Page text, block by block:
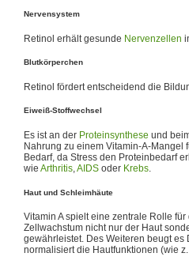
Nervensystem
Retinol erhält gesunde Nervenzellen
Blutkörperchen
Retinol fördert entscheidend die
Eiweiß-Stoffwechsel
Es ist an der Proteinsynthese und
Nahrung zu einem Vitamin-A-Mangel
Bedarf, da Stress den Proteinbedarf
wie Arthritis,AIDS oder Krebs.
Haut und Schleimhäute
Vitamin A spielt eine zentrale Rolle
Zellwachstum nicht nur der Haut
gewährleistet. Des Weiteren beugt
normalisiert die Hautfunktionen (wie